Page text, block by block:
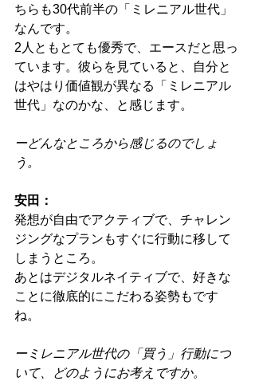
ちらも30代前半の「ミレニアル世代」
なんです。
2人ともとても優秀で、エースだと思っ
ています。彼らを見ていると、自分と
はやはり価値観が異なる「ミレニアル
世代」なのかな、と感じます。
ーどんなところから感じるのでしょ
う。
安田：
発想が自由でアクティブで、チャレン
ジングなプランもすぐに行動に移して
しまうところ。
あとはデジタルネイティブで、好きな
ことに徹底的にこだわる姿勢もです
ね。
ーミレニアル世代の「買う」行動につ
いて、どのようにお考えですか。